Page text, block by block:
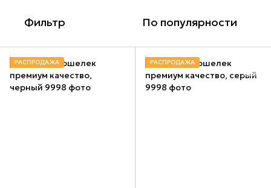
Фильтр По популярности
РАСПРОДАЖА РАСПРОДАЖА